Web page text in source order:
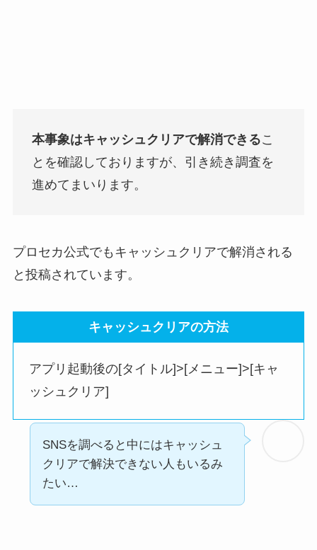
本事象はキャッシュクリアで解消できるこ
とを確認しておりますが、引き続き調査を
進めてまいります。
プロセカ公式でもキャッシュクリアで解消される
と投稿されています。
キャッシュクリアの方法
アプリ起動後の[タイトル]>[メニュー]>[キャ
ッシュクリア]
SNSを調べると中にはキャッシュ
クリアで解決できない人もいるみ
たい…